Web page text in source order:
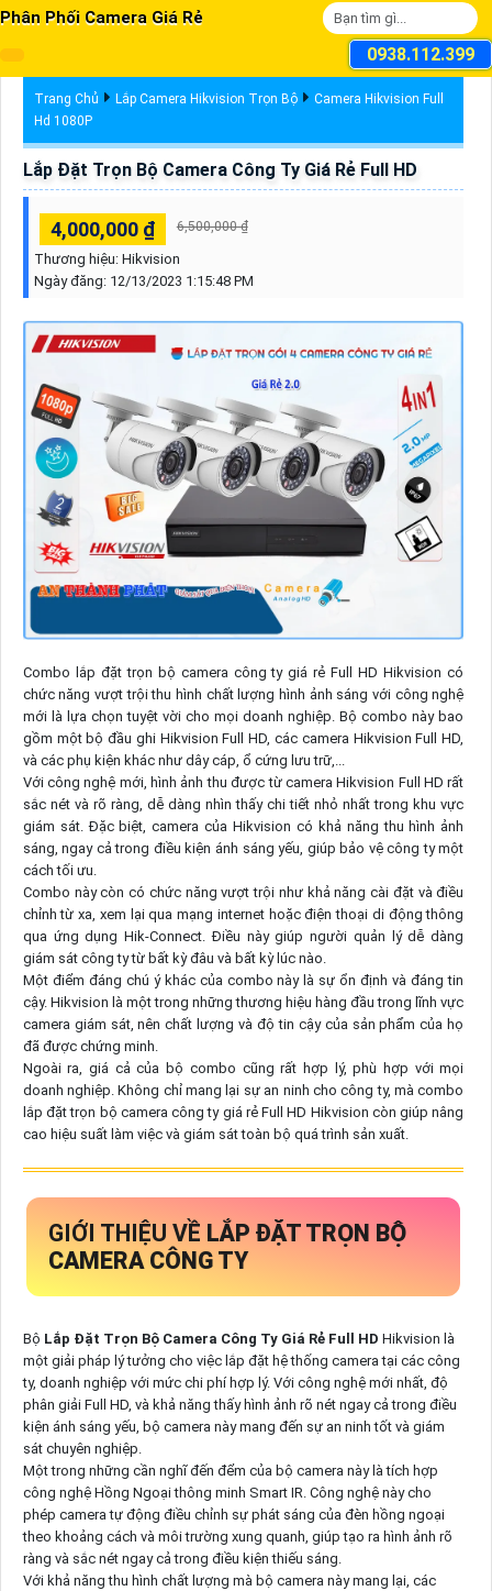
Phân Phối Camera Giá Rẻ
0938.112.399
Trang Chủ Lắp Camera Hikvision Trọn Bộ
Camera Hikvision Full
Hd 1080P
Lắp Đặt Trọn Bộ Camera Công Ty Giá Rẻ Full HD
4,000,000 ₫ 6,500,000 ₫
Thương hiệu: Hikvision
Ngày đăng: 12/13/2023 1:15:48 PM
Combo lắp đặt trọn bộ camera công ty giá rẻ Full HD Hikvision có
chức năng vượt trội thu hình chất lượng hình ảnh sáng với công nghệ
mới là lựa chọn tuyệt vời cho mọi doanh nghiệp. Bộ combo này bao
gồm một bộ đầu ghi Hikvision Full HD, các camera Hikvision Full HD,
và các phụ kiện khác như dây cáp, ổ cứng lưu trữ,...
Với công nghệ mới, hình ảnh thu được từ camera Hikvision Full HD rất
sắc nét và rõ ràng, dễ dàng nhìn thấy chi tiết nhỏ nhất trong khu vực
giám sát. Đặc biệt, camera của Hikvision có khả năng thu hình ảnh
sáng, ngay cả trong điều kiện ánh sáng yếu, giúp bảo vệ công ty một
cách tối ưu.
Combo này còn có chức năng vượt trội như khả năng cài đặt và điều
chỉnh từ xa, xem lại qua mạng internet hoặc điện thoại di động thông
qua ứng dụng Hik-Connect. Điều này giúp người quản lý dễ dàng
giám sát công ty từ bất kỳ đâu và bất kỳ lúc nào.
Một điểm đáng chú ý khác của combo này là sự ổn định và đáng tin
cậy. Hikvision là một trong những thương hiệu hàng đầu trong lĩnh vực
camera giám sát, nên chất lượng và độ tin cậy của sản phẩm của họ
đã được chứng minh.
Ngoài ra, giá cả của bộ combo cũng rất hợp lý, phù hợp với mọi
doanh nghiệp. Không chỉ mang lại sự an ninh cho công ty, mà combo
lắp đặt trọn bộ camera công ty giá rẻ Full HD Hikvision còn giúp nâng
cao hiệu suất làm việc và giám sát toàn bộ quá trình sản xuất.
GIỚI THIỆU VỀ LẮP ĐẶT TRỌN BỘ
CAMERA CÔNG TY
Bộ Lắp Đặt Trọn Bộ Camera Công Ty Giá Rẻ Full HD Hikvision là
một giải pháp lý tưởng cho việc lắp đặt hệ thống camera tại các công
ty, doanh nghiệp với mức chi phí hợp lý. Với công nghệ mới nhất, độ
phân giải Full HD, và khả năng thấy hình ảnh rõ nét ngay cả trong điều
kiện ánh sáng yếu, bộ camera này mang đến sự an ninh tốt và giám
sát chuyên nghiệp.
Một trong những cần nghĩ đến đểm của bộ camera này là tích hợp
công nghệ Hồng Ngoại thông minh Smart IR. Công nghệ này cho
phép camera tự động điều chỉnh sự phát sáng của đèn hồng ngoại
theo khoảng cách và môi trường xung quanh, giúp tạo ra hình ảnh rõ
ràng và sắc nét ngay cả trong điều kiện thiếu sáng.
Với khả năng thu hình chất lượng mà bộ camera này mang lại, các